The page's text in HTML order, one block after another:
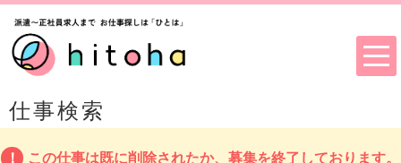
仕事検索
この仕事は既に削除されたか、募集を終了しております。